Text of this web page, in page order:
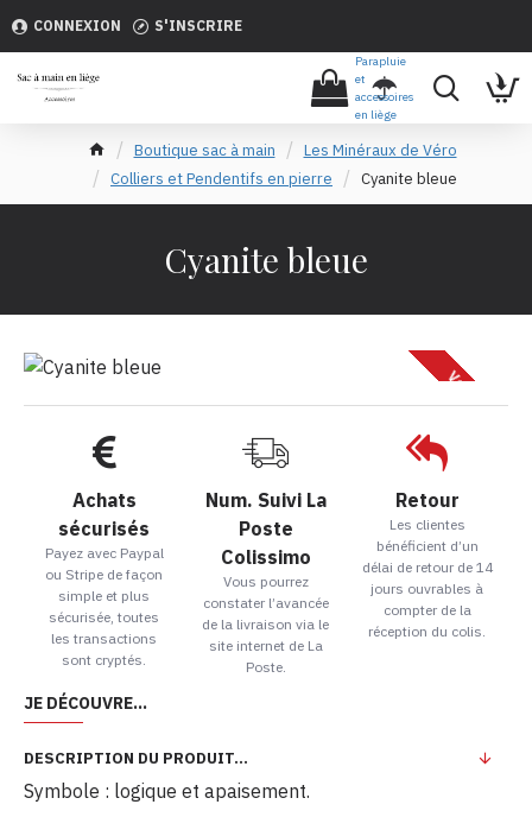
CONNEXION S'INSCRIRE
Parapluie
et
accessoires
en liège
Boutique sac à main
Les Minéraux de Véro
Colliers et Pendentifs en pierre
Cyanite bleue
Cyanite bleue
Vendu
Achats
sécurisés
Payez avec Paypal
ou Stripe de façon
simple et plus
sécurisée, toutes
les transactions
sont cryptés.
Num. Suivi La
Poste
Colissimo
Vous pourrez
constater l’avancée
de la livraison via le
site internet de La
Poste.
Retour
Les clientes
bénéficient d’un
délai de retour de 14
jours ouvrables à
compter de la
réception du colis.
JE DÉCOUVRE...
DESCRIPTION DU PRODUIT...
Symbole : logique et apaisement.